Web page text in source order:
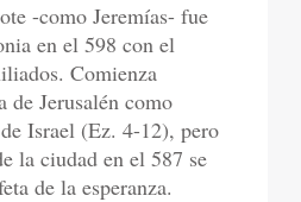
-como Jeremías- fue
en el 598 con el
Comienza
de Jerusalén como
Israel (Ez. 4-12), pero
la ciudad en el 587 se
de la esperanza.